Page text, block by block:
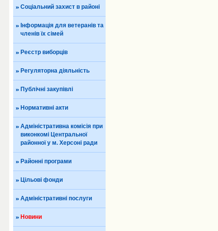
Соціальний захист в районі
Інформація для ветеранів та
членів їх сімей
Реєстр виборців
Регуляторна діяльність
Публічні закупівлі
Нормативні акти
Адміністративна комісія при
виконкомі Центральної
районної у м. Херсоні ради
Районні програми
Цільові фонди
Адміністративні послуги
Новини